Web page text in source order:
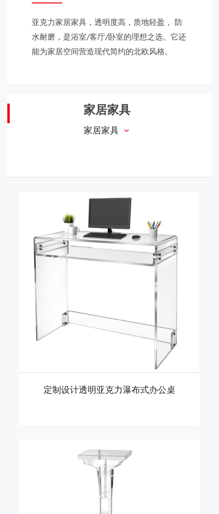
亚克力家居家具，透明度高，质地轻盈， 防
水耐磨，是浴室/客厅/卧室的理想之选。它还
能为家居空间营造现代简约的北欧风格。
家居家具
家居家具
定制设计透明亚克力瀑布式办公桌